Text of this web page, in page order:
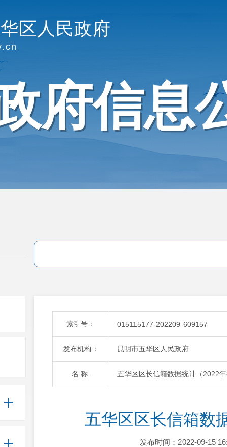
区人民政府
府信息
索引号： 015115177-202209-609157
发布机构： 昆明市五华区人民政府
名 称: 五华区区长信箱数据统计（2022年
五华区区长信箱数
发布时间：2022-09-15